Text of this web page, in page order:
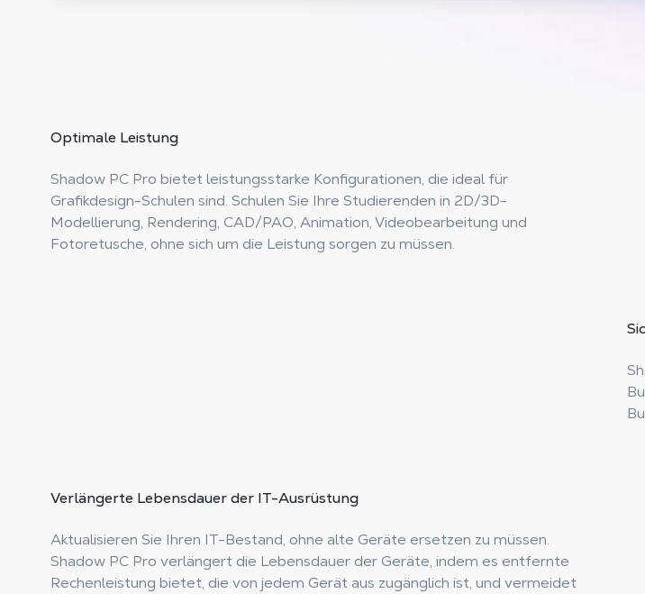
Optimale Leistung
Shadow PC Pro bietet leistungsstarke Konfigurationen, die ideal für
Grafikdesign-Schulen sind. Schulen Sie Ihre Studierenden in 2D/3D-
Modellierung, Rendering, CAD/PAO, Animation, Videobearbeitung und
Fotoretusche, ohne sich um die Leistung sorgen zu müssen.
Verlängerte Lebensdauerder IT-Ausrüstung
Aktualisieren Sie Ihren IT-Bestand, ohne alte Geräte ersetzen zu müssen.
Shadow PC Pro verlängert die Lebensdauer der Geräte, indem es entfernte
Rechenleistung bietet, die von jedem Gerät aus zugänglich ist, und vermeidet